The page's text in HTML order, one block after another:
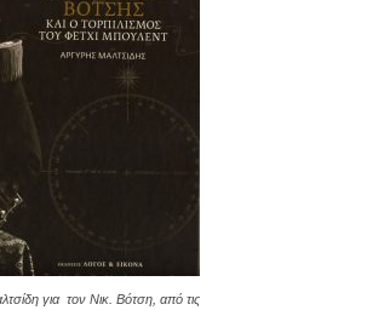
για τον Νικ. Βότση, από τις